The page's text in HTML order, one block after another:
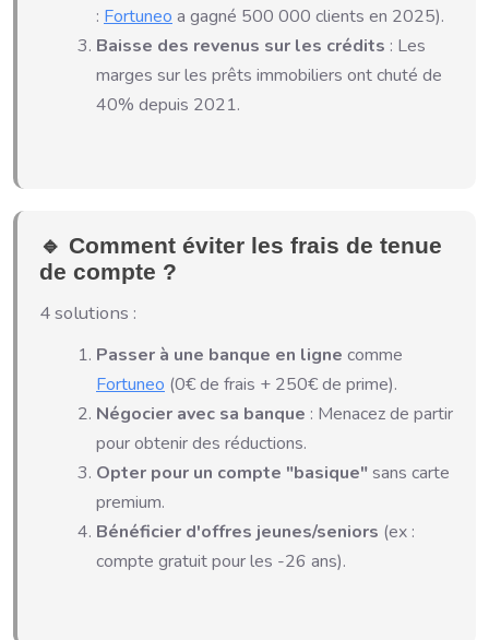
: Fortuneo a gagné 500 000 clients en 2025).
Baisse des revenus sur les crédits : Les
marges sur les prêts immobiliers ont chuté de
40% depuis 2021.
🔹 Comment éviter les frais de tenue
de compte ?
4 solutions :
Passer à une banque en ligne comme
Fortuneo (0€ de frais + 250€ de prime).
Négocier avec sa banque : Menacez de partir
pour obtenir des réductions.
Opter pour un compte "basique"sans carte
premium.
Bénéficier d'offres jeunes/seniors (ex :
compte gratuit pour les -26 ans).